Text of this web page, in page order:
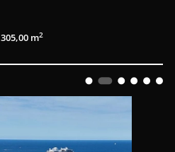
305,00 m2